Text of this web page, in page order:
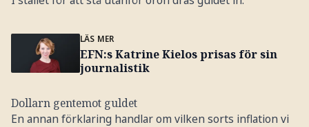
LÄS MER
EFN:s Katrine Kielos prisas för sin
journalistik
Dollarn gentemot guldet
En annan förklaring handlar om vilken sorts inflation vi